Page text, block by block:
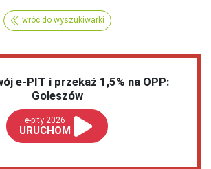
wróć do wyszukiwarki
e-PIT i przekaż 1,5% na OPP:
Goleszów
e-pity 2026
URUCHOM